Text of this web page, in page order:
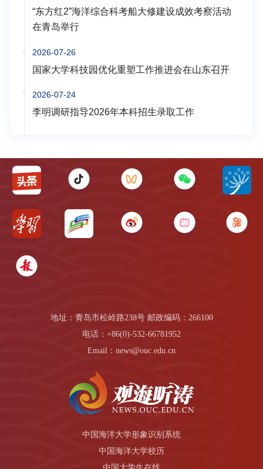
“东方红2”海洋综合科考船大修建设成效考察活动
在青岛举行
2026-07-26
国家大学科技园优化重塑工作推进会在山东召开
2026-07-24
李明调研指导2026年本科招生录取工作
地址：青岛市松岭路238号 邮政编码：266100
电话：+86(0)-532-66781952
Email：news@ouc.edu.cn
中国海洋大学形象识别系统
中国海洋大学校历